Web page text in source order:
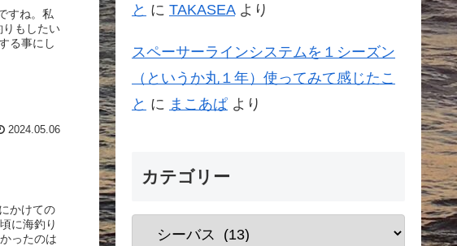
すね。私
りもしたい
る事にし
2024.05.06
かけての
に海釣り
ったのは
と に TAKASEAより
スペーサーラインシステムを１シーズン
（というか丸１年）使ってみて感じたこ
と に まこあぱ より
カテゴリー